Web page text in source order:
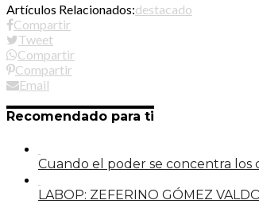
Artículos Relacionados:destacado
Compartir
Tweet
Compartir
Compartir
Email
Recomendado para ti
Cuando el poder se concentra los
LABOP: ZEFERINO GÓMEZ